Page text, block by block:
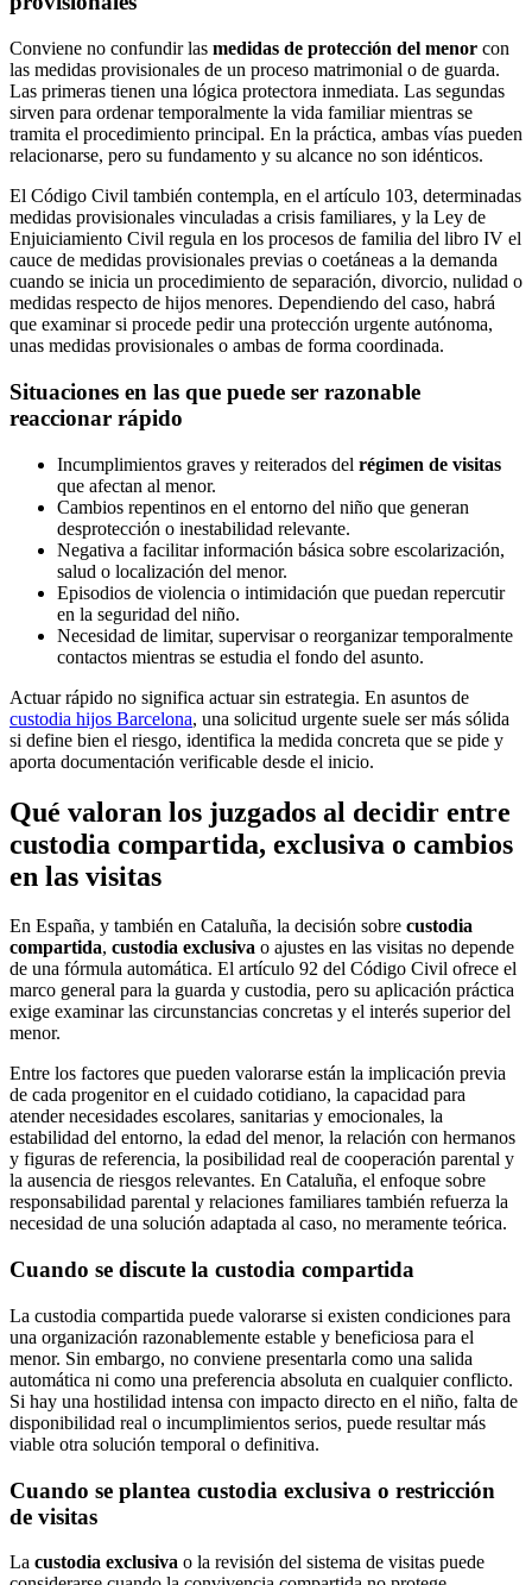
Conviene no confundir las medidas de protección del menor con
las medidas provisionales de un proceso matrimonial o de guarda.
Las primeras tienen una lógica protectora inmediata. Las segundas
sirven para ordenar temporalmente la vida familiar mientras se
tramita el procedimiento principal. En la práctica, ambas vías pueden
relacionarse, pero su fundamento y su alcance no son idénticos.
El Código Civil también contempla, en el artículo 103, determinadas
medidas provisionales vinculadas a crisis familiares, y la Ley de
Enjuiciamiento Civil regula en los procesos de familia del libro IV el
cauce de medidas provisionales previas o coetáneas a la demanda
cuando se inicia un procedimiento de separación, divorcio, nulidad o
medidas respecto de hijos menores. Dependiendo del caso, habrá
que examinar si procede pedir una protección urgente autónoma,
unas medidas provisionales o ambas de forma coordinada.
Situaciones en las que puede ser razonable
reaccionar rápido
Incumplimientos graves y reiterados del régimen de visitas
que afectan al menor.
Cambios repentinos en el entorno del niño que generan
desprotección o inestabilidad relevante.
Negativa a facilitar información básica sobre escolarización,
salud o localización del menor.
Episodios de violencia o intimidación que puedan repercutir
en la seguridad del niño.
Necesidad de limitar, supervisar o reorganizar temporalmente
contactos mientras se estudia el fondo del asunto.
Actuar rápido no significa actuar sin estrategia. En asuntos de
custodia hijos Barcelona, una solicitud urgente suele ser más sólida
si define bien el riesgo, identifica la medida concreta que se pide y
aporta documentación verificable desde el inicio.
Qué valoran los juzgados al decidir entre
custodia compartida, exclusiva o cambios
en las visitas
En España, y también en Cataluña, la decisión sobre custodia
compartida, custodia exclusiva o ajustes en las visitas no depende
de una fórmula automática. El artículo 92 del Código Civil ofrece el
marco general para la guarda y custodia, pero su aplicación práctica
exige examinar las circunstancias concretas y el interés superior del
menor.
Entre los factores que pueden valorarse están la implicación previa
de cada progenitor en el cuidado cotidiano, la capacidad para
atender necesidades escolares, sanitarias y emocionales, la
estabilidad del entorno, la edad del menor, la relación con hermanos
y figuras de referencia, la posibilidad real de cooperación parental y
la ausencia de riesgos relevantes. En Cataluña, el enfoque sobre
responsabilidad parental y relaciones familiares también refuerza la
necesidad de una solución adaptada al caso, no meramente teórica.
Cuando se discute la custodia compartida
La custodia compartida puede valorarse si existen condiciones para
una organización razonablemente estable y beneficiosa para el
menor. Sin embargo, no conviene presentarla como una salida
automática ni como una preferencia absoluta en cualquier conflicto.
Si hay una hostilidad intensa con impacto directo en el niño, falta de
disponibilidad real o incumplimientos serios, puede resultar más
viable otra solución temporal o definitiva.
Cuando se plantea custodia exclusiva o restricción
de visitas
La custodia exclusiva o la revisión del sistema de visitas puede